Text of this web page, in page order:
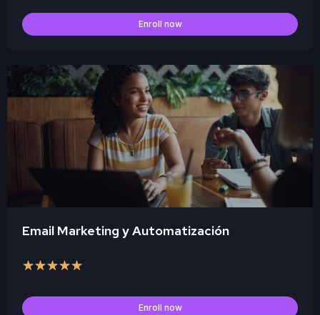
Enroll now
Email Marketing y Automatización
★★★★★
Enroll now